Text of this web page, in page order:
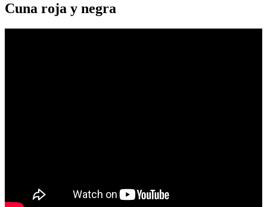
Cuna roja y negra